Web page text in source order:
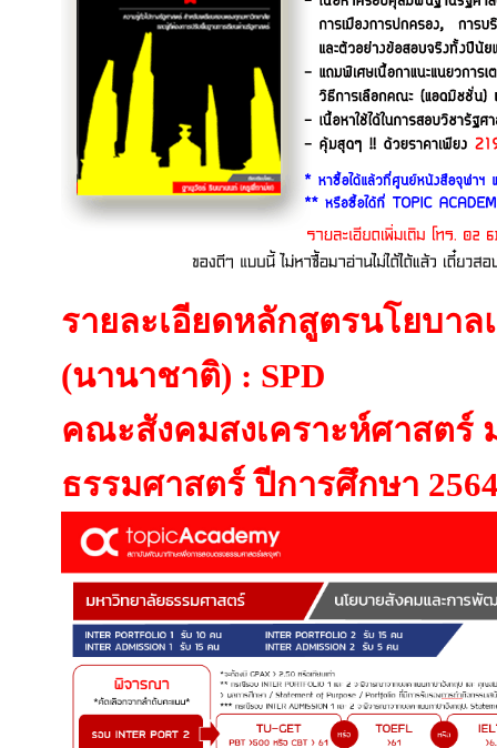
รายละเอียดหลักสูตรนโยบา
(นานาชาติ) : SPD
คณะสังคมสงเคราะห์ศาสตร์
ธรรมศาสตร์ ปีการศึกษา